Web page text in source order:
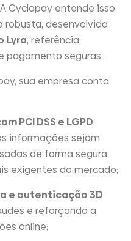
Cyclopay entende isso
desenvolvida
Lyra, referência
pagamento seguras.
sua empresa conta
PCI DSS e LGPD:
informações sejam
de forma segura,
exigentes do mercado;
e autenticação 3D
e reforçando a
online;